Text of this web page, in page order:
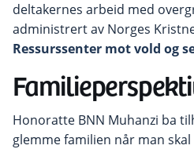
deltakernes arbeid med
administrert av Norges
Ressurssenter mot vold og
Honoratte BNN Muhanzi ba
glemme familien når man